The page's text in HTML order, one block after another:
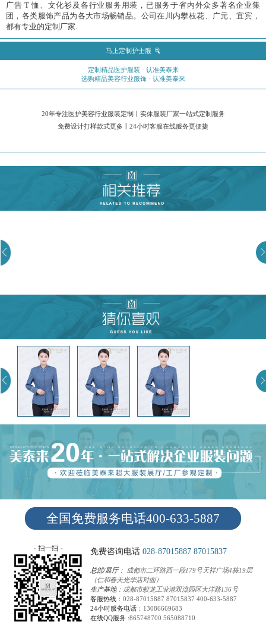
广告 T 恤、文化衫及各行业服务用装，已服务于省内外众多著名企业集
团，各类服饰产品为各大市场畅销品。公司在川内攀枝花、广元、宜宾，
都有专业的定制厂家.
马上定制护士服
定制精品医护服装 · 认准美泰来
选购精品美容行业服饰 · 认准美泰来
20年专注医护美容行业服装定制丨实体服装厂家一站式定制服务
免费设计打样款式更多丨24小时客服在线服务更便捷
全国免费服务电话400-633-5887
免费咨询电话 028-87015887 87015837
总部/展厅： 成都市二环路西一段179号天祥广场4栋19层
（仁和春天光华店对面）
生产基地：成都市蛟龙工业港双流园区大洋路136号
客服热线： 028-87015887 87015837 400-633-5887
24小时服务电话： 13086669683
在线QQ服务:865748700 565088710